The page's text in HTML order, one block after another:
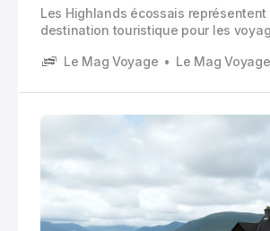
Les Highlands écossais représentent
destination touristique pour les
traditions ancestrales. Cette région
dans une nature préservée et une
histoire.
Le Mag Voyage Le Mag Voyage